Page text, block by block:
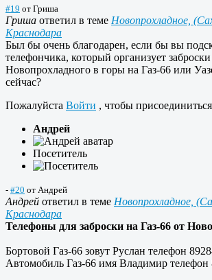
#19 от Гриша
Гриша ответил в теме Новопрохладное,
Краснодара
Был бы очень благодарен, если бы вы
телефончика, который организует
Новопрохладного в горы на Газ-66 или
сейчас?
Пожалуйста Войти , чтобы
Андрей
Посетитель
- #20 от Андрей
Андрей ответил в теме Новопрохладное,
Краснодара
Телефоны для заброски на Газ-66 от
Бортовой Газ-66 зовут Руслан телефон
Автомобиль Газ-66 имя Владимир телефон